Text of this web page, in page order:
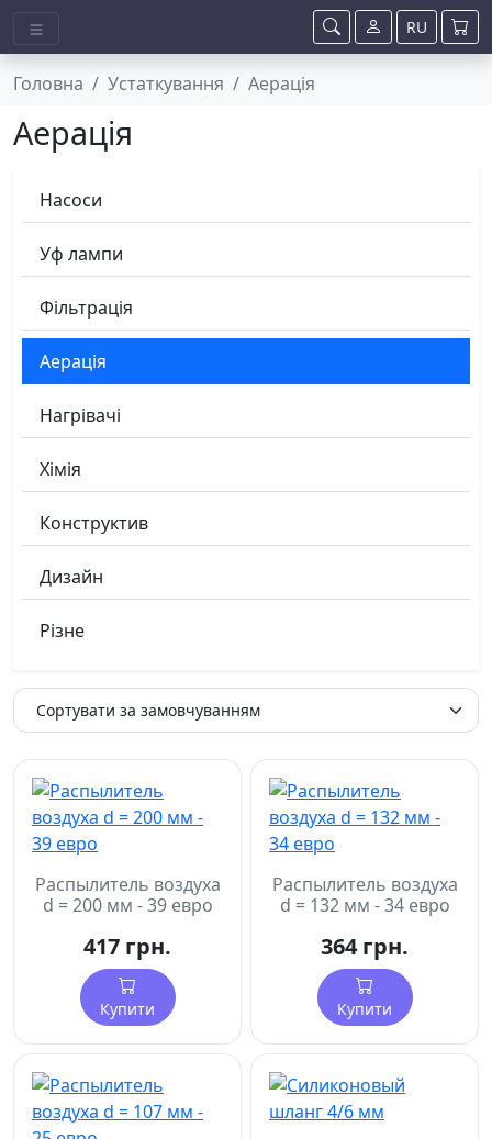
Головна Устаткування Аерація
Аерація
Насоси
Уф лампи
Фільтрація
Аерація
Нагрівачі
Хімія
Конструктив
Дизайн
Різне
Распылитель воздуха
d = 200 мм - 39 евро
417 грн.
Купити
Распылитель воздуха
d = 132 мм - 34 евро
364 грн.
Купити
RU